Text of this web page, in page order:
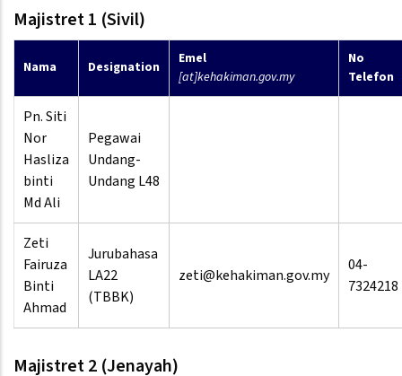
Majistret 1 (Sivil)
Nama Designation
Emel
[at]kehakiman.gov.my
No
Telefon
Pn. Siti
Nor
Hasliza
binti
Md Ali
Pegawai
Undang-
Undang L48
Zeti
Fairuza
Binti
Ahmad
Jurubahasa
LA22
(TBBK)
zeti@kehakiman.gov.my
04-
7324218
Majistret 2 (Jenayah)